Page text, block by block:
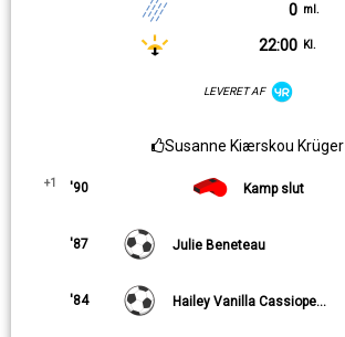
0 ml.
22:00 Kl.
LEVERET AF
Susanne Kiærskou Krüger
'90
+1 Kamp slut
'87 Julie Beneteau
'84 Hailey Vanilla Cassiopeia Haagh